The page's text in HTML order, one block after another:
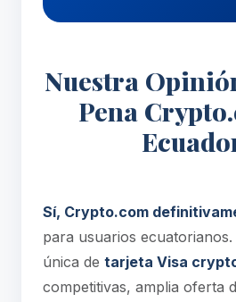
Nuestra
Pena
Sí, Crypto.com
para usuarios
única de tarjeta Visa
competitivas, amplia oferta